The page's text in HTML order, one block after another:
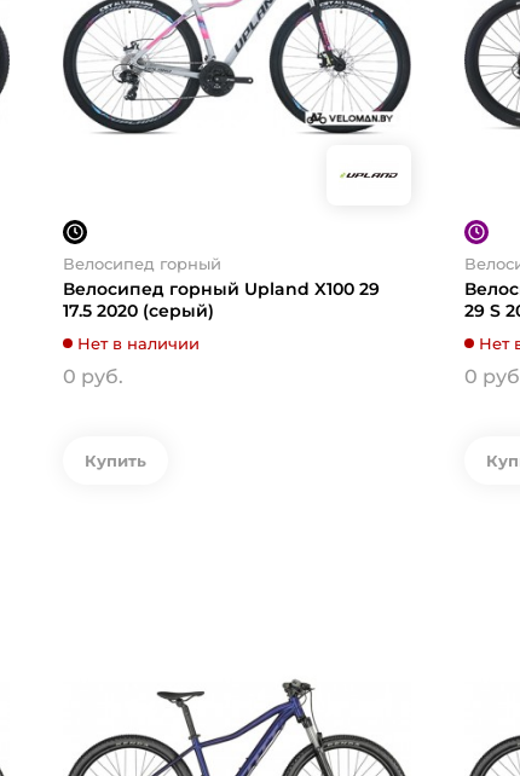
Велосипед горный
Велосипед горный Upland X100 29
17.5 2020 (серый)
Нет в наличии
0 руб.
Купить
29 S
Нет
0